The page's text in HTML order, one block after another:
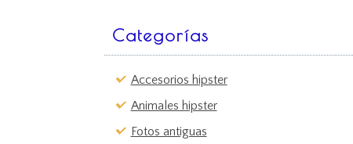
Categorías
Accesorios hipster
Animales hipster
Fotos antiguas